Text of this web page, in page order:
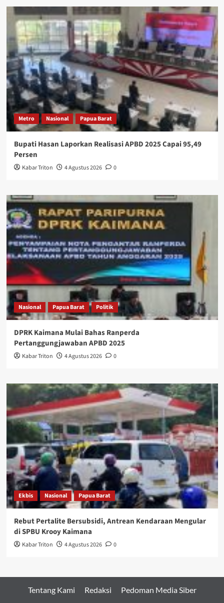
Metro Nasional Papua Barat
Bupati Hasan Laporkan Realisasi APBD 2025 Capai 95,49
Persen
Kabar Triton 4 Agustus 2026 0
Nasional Papua Barat Politik
DPRK Kaimana Mulai Bahas Ranperda
Pertanggungjawaban APBD 2025
Kabar Triton 4 Agustus 2026 0
Ekbis Nasional Papua Barat
Rebut Pertalite Bersubsidi, Antrean Kendaraan Mengular
di SPBU Krooy Kaimana
Kabar Triton 4 Agustus 2026 0
Tentang Kami Redaksi Pedoman Media Siber